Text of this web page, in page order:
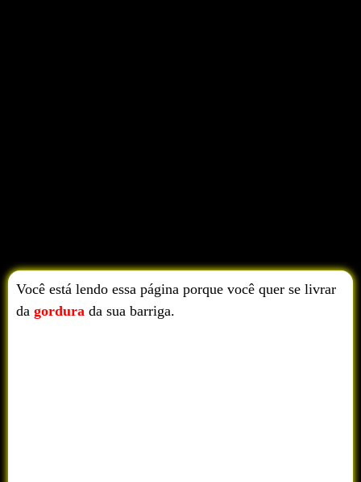
Você está lendo essa página porque você quer se livrar
da gordura da sua barriga.